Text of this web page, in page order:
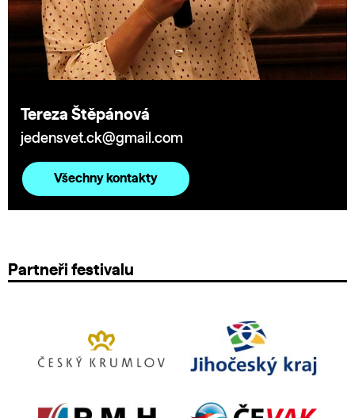
Tereza Štěpánová
jedensvet.ck@gmail.com
Všechny kontakty
Partneři festivalu